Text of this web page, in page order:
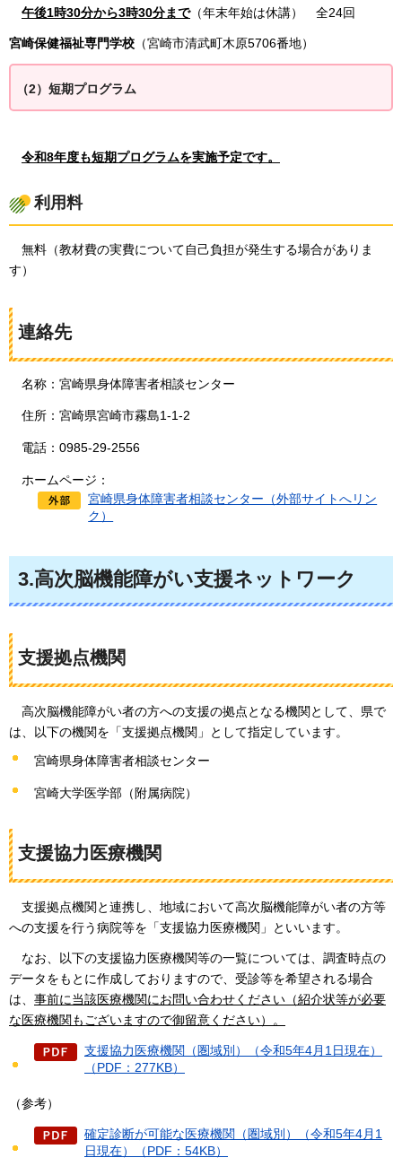
午後1時30分から3時30分まで（年末年始は休講） 全24回
宮崎保健福祉専門学校 （宮崎市清武町木原5706番地）
（2）短期プログラム
令和8年度も短期プログラムを実施予定です。
利用料
無料（教材費の実費について自己負担が発生する場合がありま
す）
連絡先
名称：宮崎県身体障害者相談センター
住所：宮崎県宮崎市霧島1-1-2
電話：0985-29-2556
ホームページ：
宮崎県身体障害者相談センター（外部サイトへリン
ク）
3.高次脳機能障がい支援ネットワーク
支援拠点機関
高次脳機能障がい者の方への支援の拠点となる機関として、県で
は、以下の機関を「支援拠点機関」として指定しています。
宮崎県身体障害者相談センター
宮崎大学医学部（附属病院）
支援協力医療機関
支援拠点機関と連携し、地域において高次脳機能障がい者の方等
への支援を行う病院等を「支援協力医療機関」といいます。
なお、以下の支援協力医療機関等の一覧については、調査時点の
データをもとに作成しておりますので、受診等を希望される場合
は、 事前に当該医療機関にお問い合わせください（紹介状等が必要
な医療機関もございますので御留意ください）。
支援協力医療機関（圏域別）（令和5年4月1日現在）
（PDF：277KB）
（参考）
確定診断が可能な医療機関（圏域別）（令和5年4月1
日現在）（PDF：54KB）